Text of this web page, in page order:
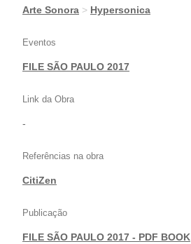
|Arte Sonora > Hypersonica
Eventos
FILE SÃO PAULO 2017
Link da Obra
-
Referências na obra
CitiZen
Publicação
FILE SÃO PAULO 2017 - PDF BOOK